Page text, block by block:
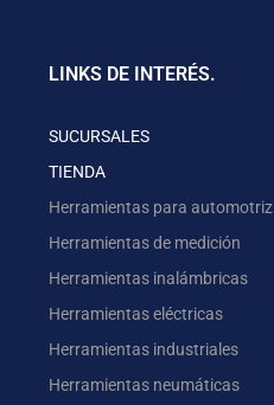
LINKS DE INTERÉS.
SUCURSALES
TIENDA
Herramientas para automotriz
Herramientas de medición
Herramientas inalámbricas
Herramientas eléctricas
Herramientas industriales
Herramientas neumáticas